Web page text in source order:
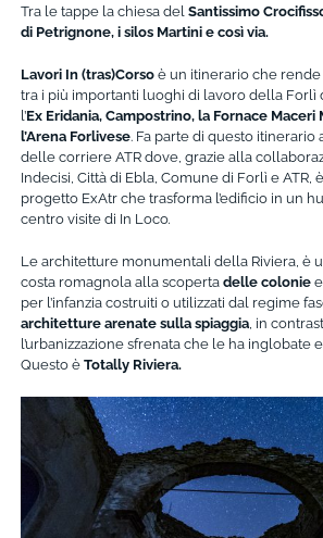
Tra le tappe la chiesa delSantissimo
di Petrignone, i silos Martini e così via.
Lavori In (tras)Corso è un itinerario che
tra i più importanti luoghi di lavoro della Forlì
l’Ex Eridania, Campostrino, la Fornace Maceri
l’Arena Forlivese. Fa parte di questo itinerario
delle corriere ATR dove, grazie alla
Indecisi, Città di Ebla, Comune di Forlì e ATR,
progetto ExAtr che trasforma l’edificio in un
centro visite di In Loco.
Le architetture monumentali della Riviera, è
costa romagnola alla scopertadelle colonie
per l’infanzia costruiti o utilizzati dal regime
architetture arenate sulla spiaggia , in
l’urbanizzazione sfrenata che le ha inglobate
Questo èTotally Riviera.